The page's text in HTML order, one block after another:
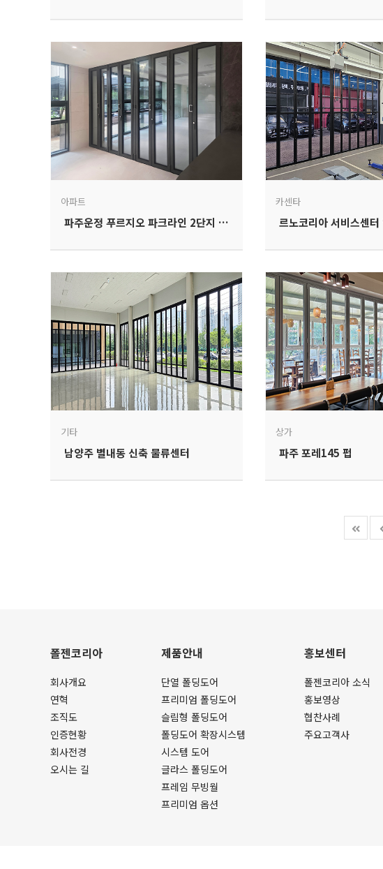
아파트
파주운정 푸르지오 파크라인 2단지 오피스텔
카센타
르노코리아 서비스센터
기타
남양주 별내동 신축 물류센터
상가
파주 포레145 펍
폴젠코리아
회사개요
연혁
조직도
인증현황
회사전경
오시는 길
제품안내
단열 폴딩도어
프리미엄 폴딩도어
슬림형 폴딩도어
폴딩도어 확장시스템
시스템 도어
글라스 폴딩도어
프레임 무빙월
프리미엄 옵션
홍보센터
폴젠코리아 소식
홍보영상
협찬사례
주요고객사